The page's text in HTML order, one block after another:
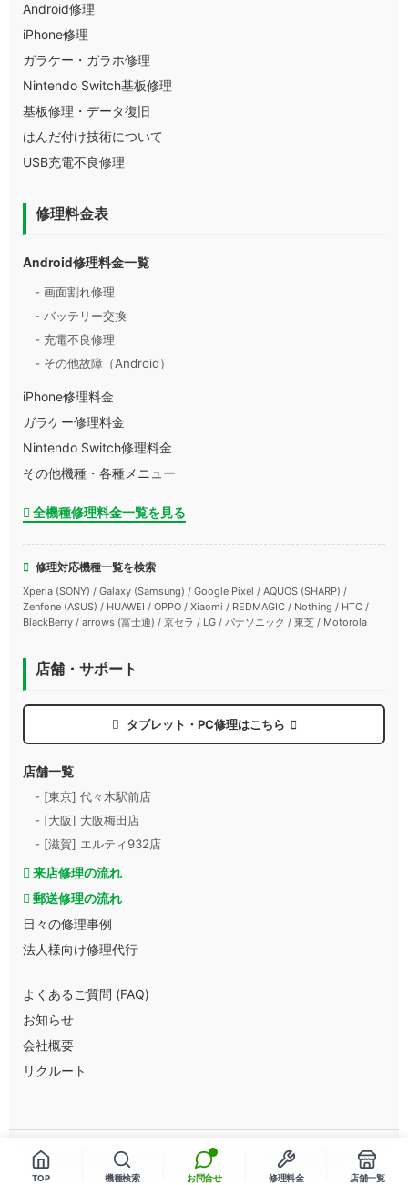
TOP 機種検索 お問合せ 修理料金 店舗一覧
Android修理
iPhone修理
ガラケー・ガラホ修理
Nintendo Switch基板修理
基板修理・データ復旧
はんだ付け技術について
USB充電不良修理
修理料金表
Android修理料金一覧
- 画面割れ修理
- バッテリー交換
- 充電不良修理
- その他故障（Android）
iPhone修理料金
ガラケー修理料金
Nintendo Switch修理料金
その他機種・各種メニュー
全機種修理料金一覧を見る
修理対応機種一覧を検索
Xperia (SONY) / Galaxy (Samsung) / Google Pixel / AQUOS (SHARP) /
Zenfone (ASUS) / HUAWEI / OPPO / Xiaomi / REDMAGIC / Nothing / HTC /
BlackBerry / arrows (富士通) / 京セラ / LG / パナソニック / 東芝 / Motorola
店舗・サポート
タブレット・PC修理はこちら
店舗一覧
- [東京] 代々木駅前店
- [大阪] 大阪梅田店
- [滋賀] エルティ932店
来店修理の流れ
郵送修理の流れ
日々の修理事例
法人様向け修理代行
よくあるご質問 (FAQ)
お知らせ
会社概要
リクルート
Copyright © 2013-2026 スマートまっくす All Rights Reserved.